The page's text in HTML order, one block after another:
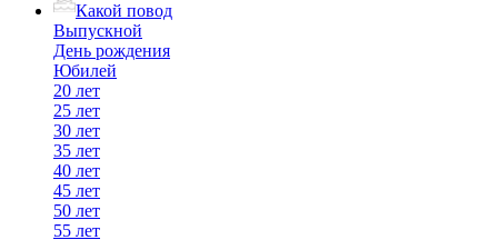
Какой повод
Выпускной
День рождения
Юбилей
20 лет
25 лет
30 лет
35 лет
40 лет
45 лет
50 лет
55 лет